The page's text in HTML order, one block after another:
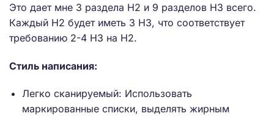
Это дает мне 3 раздела H2 и 9 разделов H3 всего.
Каждый H2 будет иметь 3 H3, что соответствует
требованию 2-4 H3 на H2.
Стиль написания:
Легко сканируемый: Использовать
маркированные списки, выделять жирным